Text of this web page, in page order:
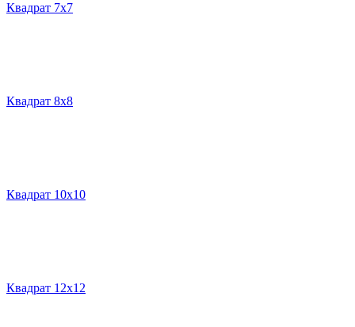
Квадрат 7х7
Квадрат 8х8
Квадрат 10х10
Квадрат 12х12